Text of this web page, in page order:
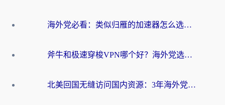
海外党必看：类似归雁的加速器怎么选？一篇搞定无缝访问国内资源
斧牛和极速穿梭VPN哪个好？海外党选回国加速器必看的真实对比与避坑指南
北美回国无缝访问国内资源：3年海外党亲测的加速器选择指南